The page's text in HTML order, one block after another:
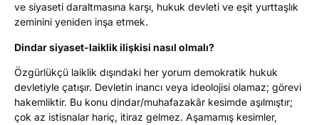
ve siyaseti daraltmasına karşı, hukuk devleti ve eşit yurttaşlık
zeminini yeniden inşa etmek.
Dindar siyaset-laiklik ilişkisi nasıl olmalı?
Özgürlükçü laiklik dışındaki her yorum demokratik hukuk
devletiyle çatışır. Devletin inancı veya ideolojisi olamaz; görevi
hakemliktir. Bu konu dindar/muhafazakâr kesimde aşılmıştır;
çok az istisnalar hariç, itiraz gelmez. Aşamamış kesimler,